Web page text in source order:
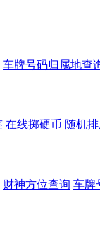
车牌号码归属地查
在线掷硬币 随机
财神方位查询 车牌